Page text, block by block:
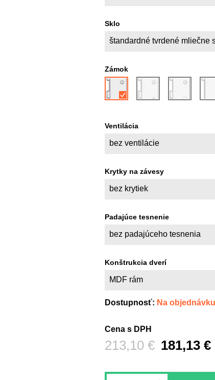
Sklo
štandardné tvrdené mliečne
Zámok
Ventilácia
bez ventilácie
Krytky na závesy
bez krytiek
Padajúce tesnenie
bez padajúceho tesnenia
Konštrukcia dverí
MDF rám
Dostupnosť: Na objednávku
Cena s DPH
181,13 €
Pred zľavou:
213,10 €